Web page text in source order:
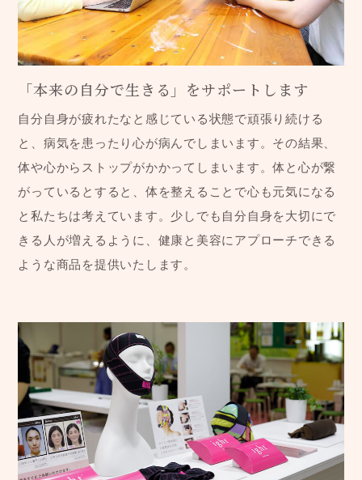
「本来の自分で生きる」をサポートします
自分自身が疲れたなと感じている状態で頑張り続ける
と、病気を患ったり心が病んでしまいます。その結果、
体や心からストップがかかってしまいます。体と心が繋
がっているとすると、体を整えることで心も元気になる
と私たちは考えています。少しでも自分自身を大切にで
きる人が増えるように、健康と美容にアプローチできる
ような商品を提供いたします。